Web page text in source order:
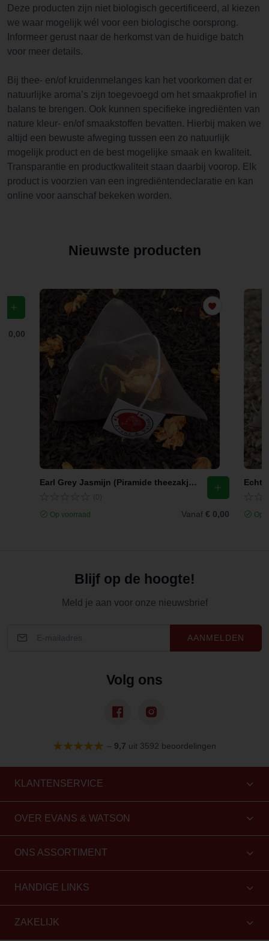
Deze producten zijn niet biologisch gecertificeerd, al kiezen
we waar mogelijk wél voor een biologische oorsprong.
Informeer gerust naar de herkomst van de huidige batch
voor meer details.
Bij thee- en/of kruidenmelanges kan het voorkomen dat er
natuurlijke aroma’s zijn toegevoegd om het smaakprofiel in
balans te brengen. Ook kunnen specifieke ingrediënten van
nature kleur- en/of smaakstoffen bevatten. Hierbij maken we
altijd een bewuste afweging tussen een zo natuurlijk
mogelijk product en de best mogelijke smaak en kwaliteit.
Transparantie en productkwaliteit staan daarbij voorop. Elk
product is voorzien van een ingrediëntendeclaratie en kan
online voor aanschaf bekeken worden.
Nieuwste producten
€ 0,00
Earl Grey Jasmijn (Piramide theezakjes)
Op voorraad Vanaf € 0,00 Op
Blijf op de hoogte!
Meld je aan voor onze nieuwsbrief
AANMELDEN
Volg ons
– 9,7 uit 3592 beoordelingen
KLANTENSERVICE
OVER EVANS & WATSON
ONS ASSORTIMENT
HANDIGE LINKS
ZAKELIJK